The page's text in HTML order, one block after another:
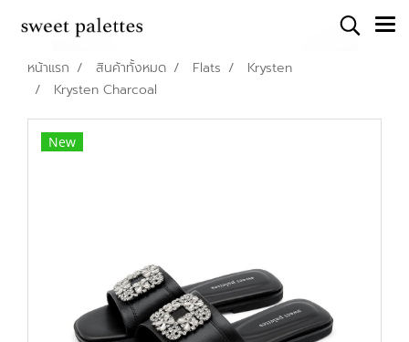
หน้าแรก สินค้าทั้งหมด Flats
Krysten
Krysten Charcoal
New